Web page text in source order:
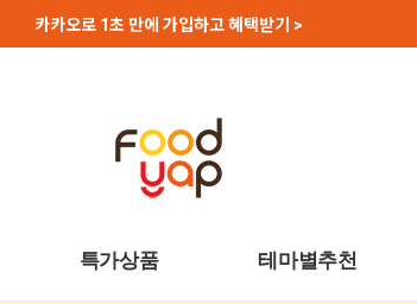
카카오로 1초 만에 가입하고 혜택받기 >
특가상품 테마별추천